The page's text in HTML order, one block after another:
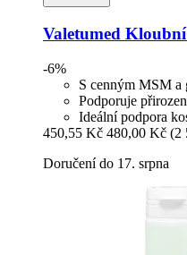
Valetumed Kloubní
-6%
S cenným MSM a
Podporuje
Ideální podpora
450,55 Kč 480,00 Kč (2
Doručení do 17. srpna